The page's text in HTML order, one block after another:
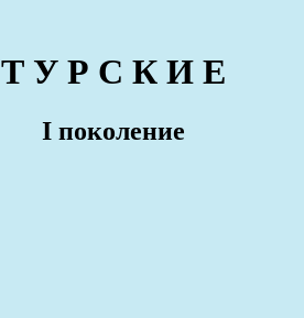
Т У Р С К И Е
I поколение